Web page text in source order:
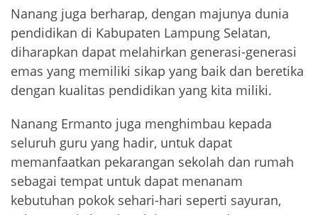
Nanang juga berharap, dengan majunya dunia
pendidikan di Kabupaten Lampung Selatan,
diharapkan dapat melahirkan generasi-generasi
emas yang memiliki sikap yang baik dan beretika
dengan kualitas pendidikan yang kita miliki.
Nanang Ermanto juga menghimbau kepada
seluruh guru yang hadir, untuk dapat
memanfaatkan pekarangan sekolah dan rumah
sebagai tempat untuk dapat menanam
kebutuhan pokok sehari-hari seperti sayuran,